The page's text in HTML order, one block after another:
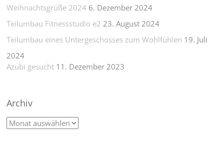
Weihnachtsgrüße 2024 6. Dezember 2024
Teilumbau Fitnessstudio e2 23. August 2024
Teilumbau eines Untergeschosses zum Wohlfühlen 19. Juli
2024
Azubi gesucht 11. Dezember 2023
Archiv